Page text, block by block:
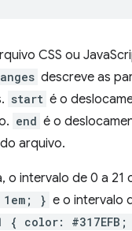
CSS ou
descreve as
start é o
end é o
arquivo.
o intervalo de 0 a 21
} e o intervalo
{ color: